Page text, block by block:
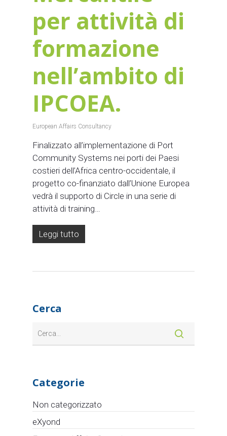
per attività di
formazione
nell’ambito di
IPCOEA.
European Affairs Consultancy
Finalizzato all’implementazione di Port
Community Systems nei porti dei Paesi
costieri dell’Africa centro-occidentale, il
progetto co-finanziato dall’Unione Europea
vedrà il supporto di Circle in una serie di
attività di training…
Leggi tutto
Cerca
Categorie
Non categorizzato
eXyond